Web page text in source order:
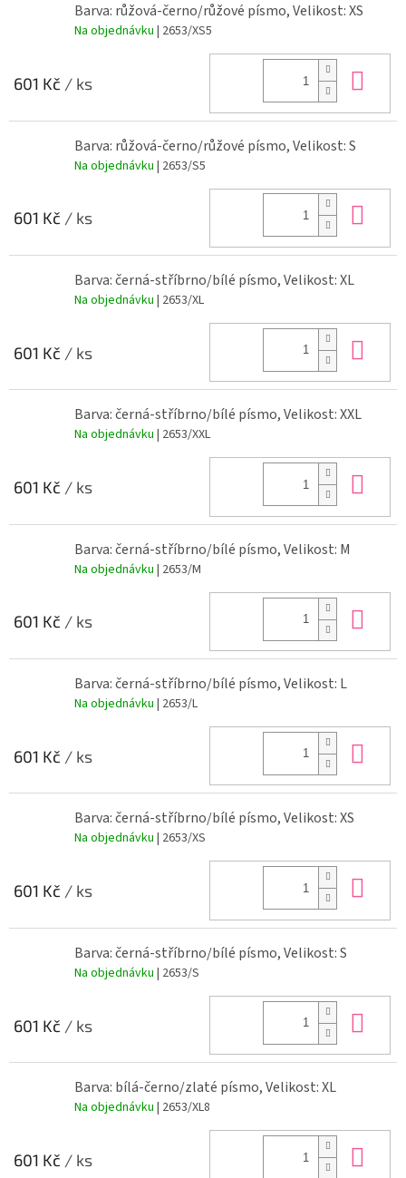
Barva: růžová-černo/růžové písmo, Velikost: XS
Na objednávku | 2653/XS5
601 Kč / ks
Barva: růžová-černo/růžové písmo, Velikost: S
Na objednávku | 2653/S5
601 Kč / ks
Barva: černá-stříbrno/bílé písmo, Velikost: XL
Na objednávku | 2653/XL
601 Kč / ks
Barva: černá-stříbrno/bílé písmo, Velikost: XXL
Na objednávku | 2653/XXL
601 Kč / ks
Barva: černá-stříbrno/bílé písmo, Velikost: M
Na objednávku | 2653/M
601 Kč / ks
Barva: černá-stříbrno/bílé písmo, Velikost: L
Na objednávku | 2653/L
601 Kč / ks
Barva: černá-stříbrno/bílé písmo, Velikost: XS
Na objednávku | 2653/XS
601 Kč / ks
Barva: černá-stříbrno/bílé písmo, Velikost: S
Na objednávku | 2653/S
601 Kč / ks
Barva: bílá-černo/zlaté písmo, Velikost: XL
Na objednávku | 2653/XL8
601 Kč / ks